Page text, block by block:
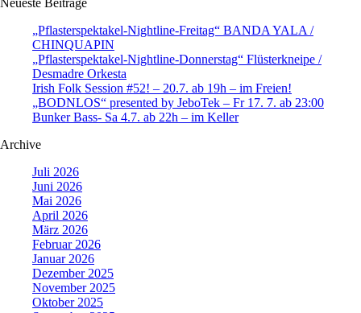
„Pflasterspektakel-Nightline-Freitag“ BANDA YALA /
CHINQUAPIN
„Pflasterspektakel-Nightline-Donnerstag“ Flüsterkneipe /
Desmadre Orkesta
Irish Folk Session #52! – 20.7. ab 19h – im Freien!
„BODNLOS“ presented by JeboTek – Fr 17. 7. ab 23:00
Bunker Bass- Sa 4.7. ab 22h – im Keller
Archive
Juli 2026
Juni 2026
Mai 2026
April 2026
März 2026
Februar 2026
Januar 2026
Dezember 2025
November 2025
Oktober 2025